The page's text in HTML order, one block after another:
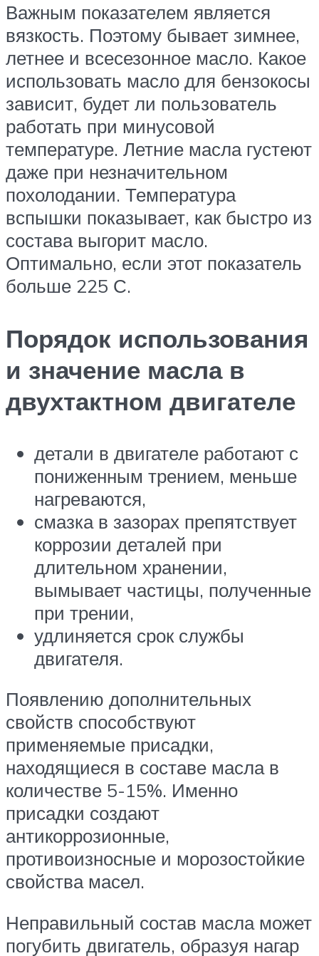
Важным показателем является
вязкость. Поэтому бывает зимнее,
летнее и всесезонное масло. Какое
использовать масло для бензокосы
зависит, будет ли пользователь
работать при минусовой
температуре. Летние масла густеют
даже при незначительном
похолодании. Температура
вспышки показывает, как быстро из
состава выгорит масло.
Оптимально, если этот показатель
больше 225 С.
Порядок использования
и значение масла в
двухтактном двигателе
детали в двигателе работают с
пониженным трением, меньше
нагреваются,
смазка в зазорах препятствует
коррозии деталей при
длительном хранении,
вымывает частицы, полученные
при трении,
удлиняется срок службы
двигателя.
Появлению дополнительных
свойств способствуют
применяемые присадки,
находящиеся в составе масла в
количестве 5-15%. Именно
присадки создают
антикоррозионные,
противоизносные и морозостойкие
свойства масел.
Неправильный состав масла может
погубить двигатель, образуя нагар